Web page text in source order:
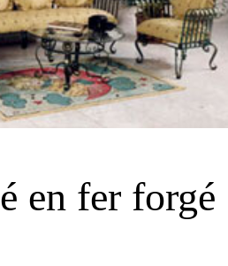
é en fer forgé